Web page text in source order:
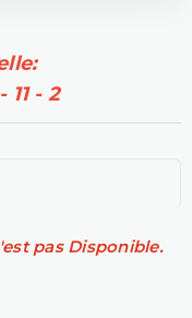
11 - 2
pas Disponible.